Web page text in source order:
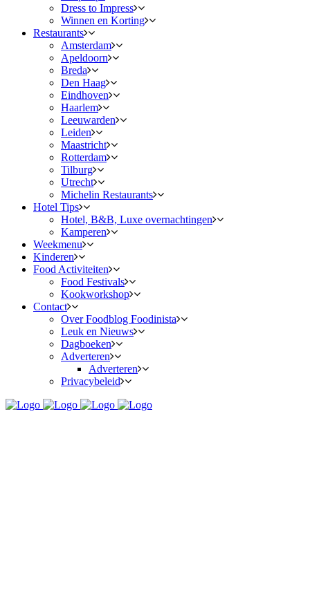
Dress to Impress
Winnen en Korting
Restaurants
Amsterdam
Apeldoorn
Breda
Den Haag
Eindhoven
Haarlem
Leeuwarden
Leiden
Maastricht
Rotterdam
Tilburg
Utrecht
Michelin Restaurants
Hotel Tips
Hotel, B&B, Luxe overnachtingen
Kamperen
Weekmenu
Kinderen
Food Activiteiten
Food Festivals
Kookworkshop
Contact
Over Foodblog Foodinista
Leuk en Nieuws
Dagboeken
Adverteren
Adverteren
Privacybeleid